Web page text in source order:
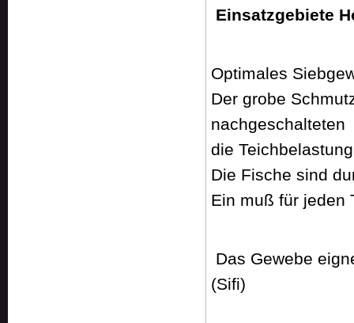
Einsatzgebiete
Optimales
Der grobe
nachgeschalteten
die
Die Fische sind
Ein muß für jeden
Das Gewebe
(Sifi)